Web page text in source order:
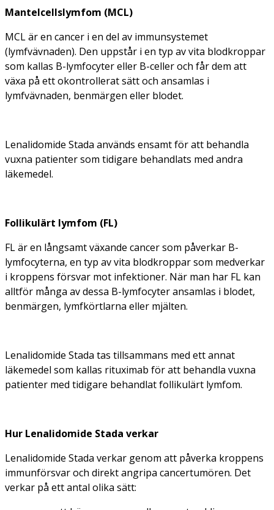
Mantelcellslymfom (MCL)
MCL är en cancer i en del av immunsystemet
(lymfvävnaden). Den uppstår i en typ av vita blodkroppar
som kallas B-lymfocyter eller B-celler och får dem att
växa på ett okontrollerat sätt och ansamlas i
lymfvävnaden, benmärgen eller blodet.
Lenalidomide Stada används ensamt för att behandla
vuxna patienter som tidigare behandlats med andra
läkemedel.
Follikulärt lymfom (FL)
FL är en långsamt växande cancer som påverkar B-
lymfocyterna, en typ av vita blodkroppar som medverkar
i kroppens försvar mot infektioner. När man har FL kan
alltför många av dessa B-lymfocyter ansamlas i blodet,
benmärgen, lymfkörtlarna eller mjälten.
Lenalidomide Stada tas tillsammans med ett annat
läkemedel som kallas rituximab för att behandla vuxna
patienter med tidigare behandlat follikulärt lymfom.
Hur Lenalidomide Stada verkar
Lenalidomide Stada verkar genom att påverka kroppens
immunförsvar och direkt angripa cancertumören. Det
verkar på ett antal olika sätt: